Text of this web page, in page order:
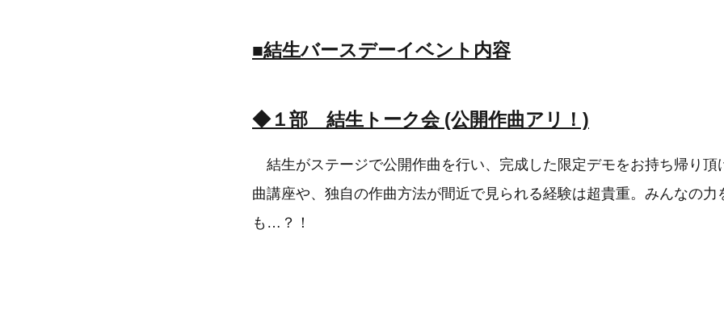
■結生バースデーイベント内容
◆１部 結生トーク会 (公開作曲アリ！)
結生がステージで公開作曲を行い、完成した限定デモをお持ち帰り頂
曲講座や、独自の作曲方法が間近で見られる経験は超貴重。みんなの力
も…？！